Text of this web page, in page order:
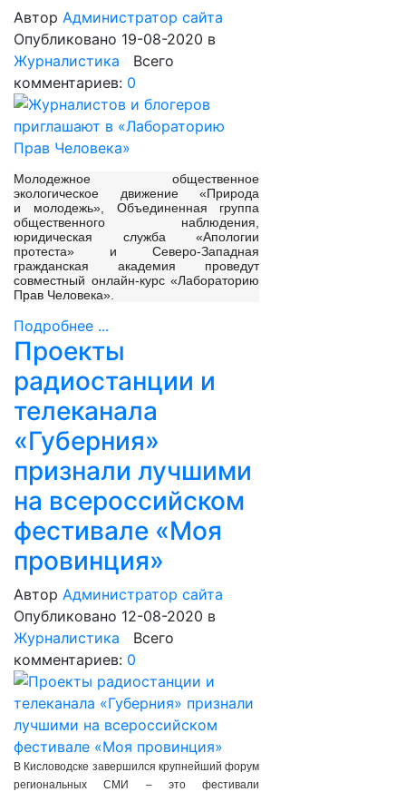
Автор Администратор сайта
Опубликовано 19-08-2020 в
Журналистика Всего
комментариев: 0
Молодежное общественное
экологическое движение «Природа
и молодежь», Объединенная группа
общественного наблюдения,
юридическая служба «Апологии
протеста» и Северо-Западная
гражданская академия проведут
совместный онлайн-курс «Лабораторию
Прав Человека».
Подробнее ...
Проекты
радиостанции и
телеканала
«Губерния»
признали лучшими
на всероссийском
фестивале «Моя
провинция»
Автор Администратор сайта
Опубликовано 12-08-2020 в
Журналистика Всего
комментариев: 0
В Кисловодске завершился крупнейший форум
региональных СМИ – это фестивали